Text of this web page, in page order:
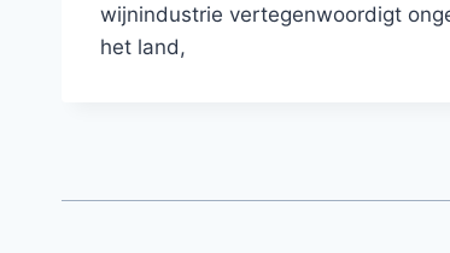
wijnindustrie vertegenwoordigt
het land,